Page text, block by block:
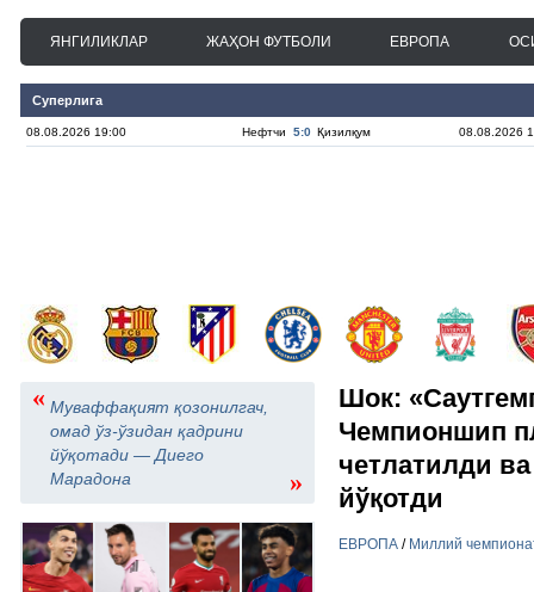
ЯНГИЛИКЛАР ЖАҲОН ФУТБОЛИ ЕВРОПА
Суперлига
08.08.2026 19:00 Нефтчи 5:0 Қизилқум 08.08.2026
« Муваффақият қозонилгач,
омад ўз-ўзидан қадрини
йўқотади — Диего
Марадона
»
Шок:
Чемпионшип
четлатилди
йўқотди
ЕВРОПА / Миллий